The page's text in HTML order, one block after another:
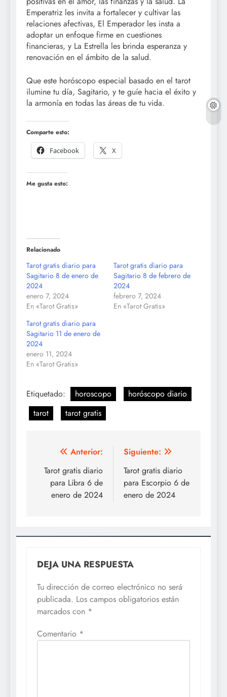
Emperatriz les invita a fortalecer y cultivar las
relaciones afectivas, El Emperador les insta a
adoptar un enfoque firme en cuestiones
financieras, y La Estrella les brinda esperanza y
renovación en el ámbito de la salud.
Que este horóscopo especial basado en el tarot
ilumine tu día, Sagitario, y te guíe hacia el éxito y
la armonía en todas las áreas de tu vida.
Comparte esto:
Facebook
X
Me gusta esto:
Relacionado
Tarot gratis diario para
Sagitario 8 de enero de
2024
enero 7, 2024
En «Tarot Gratis»
Tarot gratis diario para
Sagitario 8 de febrero de
2024
febrero 7, 2024
En «Tarot Gratis»
Tarot gratis diario para
Sagitario 11 de enero de
2024
enero 11, 2024
En «Tarot Gratis»
Etiquetado: horoscopo
horóscopo diario
tarot
tarot gratis
Navegación
de
entradas
Anterior:
Tarot gratis diario
para Libra 6 de
enero de 2024
Siguiente:
Tarot gratis diario
para Escorpio 6 de
enero de 2024
DEJA UNA RESPUESTA
Tu dirección de correo electrónico no será
publicada. Los campos obligatorios están
marcados con *
Comentario *